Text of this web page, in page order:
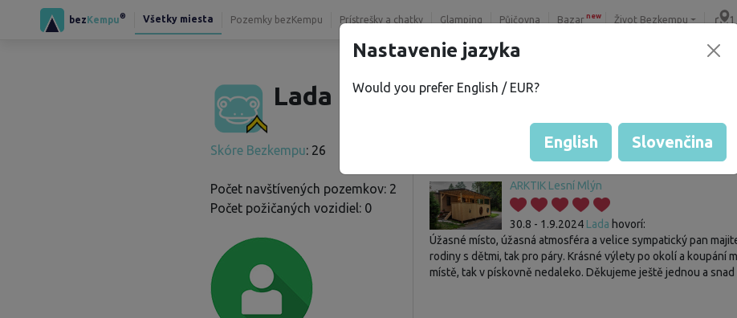
bezKempu® Všetky miesta Pozemky bezKempu Prístrešky a chatky Glamping Půjčovna Bazar new Život Bezkempu
Lada K.
Skóre Bezkempu: 26
Počet navštívených pozemkov: 2
Počet požičaných vozidiel: 0
Hosť nemá zatiaľ žiadne
Hodnotenie pozemkov
ARKTIK Lesní Mlýn
30.8 - 1.9.2024 Lada hovorí:
Úžasné místo, úžasná atmosféra a velice sympatický pan
rodiny s dětmi, tak pro páry. Krásné výlety po okolí a koupání
místě, tak v pískovně nedaleko. Děkujeme ještě jednou a
Nastavenie jazyka
Would you prefer English / EUR?
English Slovenčina